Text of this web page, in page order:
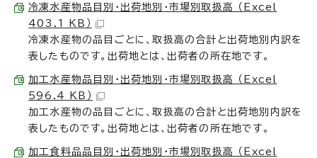
冷凍水産物品目別・出荷地別・市場別取扱高 （Excel
403.1 KB）
冷凍水産物の品目ごとに、取扱高の合計と出荷地別内訳を
表したものです。出荷地とは、出荷者の所在地です。
加工水産物品目別・出荷地別・市場別取扱高 （Excel
596.4 KB）
加工水産物の品目ごとに、取扱高の合計と出荷地別内訳を
表したものです。出荷地とは、出荷者の所在地です。
加工食料品品目別・出荷地別・市場別取扱高 （Excel